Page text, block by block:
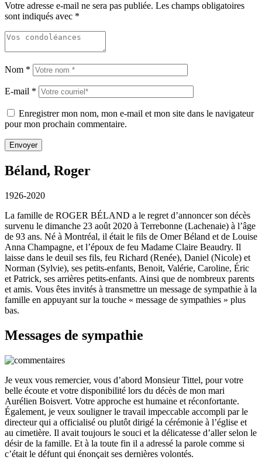
Votre adresse e-mail ne sera pas publiée. Les champs obligatoires
sont indiqués avec *
Nom *
E-mail *
Enregistrer mon nom, mon e-mail et mon site dans le navigateur
pour mon prochain commentaire.
Béland, Roger
1926-2020
La famille de ROGER BÉLAND a le regret d’annoncer son décès
survenu le dimanche 23 août 2020 à Terrebonne (Lachenaie) à l’âge
de 93 ans. Né à Montréal, il était le fils de Omer Béland et de Louise
Anna Champagne, et l’époux de feu Madame Claire Beaudry. Il
laisse dans le deuil ses fils, feu Richard (Renée), Daniel (Nicole) et
Norman (Sylvie), ses petits-enfants, Benoit, Valérie, Caroline, Éric
et Patrick, ses arrières petits-enfants. Ainsi que de nombreux parents
et amis. Vous êtes invités à transmettre un message de sympathie à la
famille en appuyant sur la touche « message de sympathies » plus
bas.
Messages de sympathie
Je veux vous remercier, vous d’abord Monsieur Tittel, pour votre
belle écoute et votre disponibilité lors du décès de mon mari
Aurélien Boisvert. Votre approche est humaine et réconfortante.
Également, je veux souligner le travail impeccable accompli par le
directeur qui a officialisé ou plutôt dirigé la cérémonie à l’église et
au cimetière. Il avait toujours le souci et la délicatesse d’aller selon le
désir de la famille. Et à la toute fin il a adressé la parole comme si
c’était le défunt qui énonçait ses dernières volontés.